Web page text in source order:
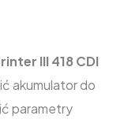
III 418 CDI
akumulator do
parametry